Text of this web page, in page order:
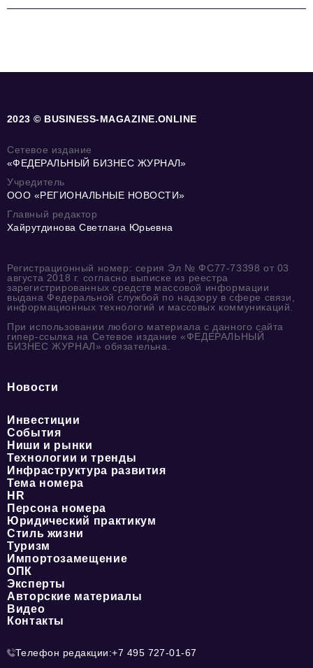
2023 © BUSINESS-MAGAZINE.ONLINE
Сетевое издание
«ФЕДЕРАЛЬНЫЙ БИЗНЕС ЖУРНАЛ»
Учредитель
ООО «РЕГИОНАЛЬНЫЕ НОВОСТИ»
Главный редактор
Хайрутдинова Светлана Юрьевна
Регистрационный номер: серия Эл № ФС77-73398 от 03
августа 2018 г. согласно выписке из реестра
зарегистрированных средств массовой информации
выдана Федеральной службой по надзору в сфере связи,
информационных технологий и массовых коммуникаций.
При использовании любого материала с данного сайта
гипер-ссылка на Сетевое издание «ФЕДЕРАЛЬНЫЙ
БИЗНЕС ЖУРНАЛ» обязательна.
Новости
Инвестиции
События
Ниши и рынки
Технологии и тренды
Инфраструктура развития
Тема номера
HR
Персона номера
Юридический практикум
Стиль жизни
Туризм
Импортозамещение
ОПК
Эксперты
Авторские материалы
Видео
Контакты
Телефон редакции:+7 495 727-01-67